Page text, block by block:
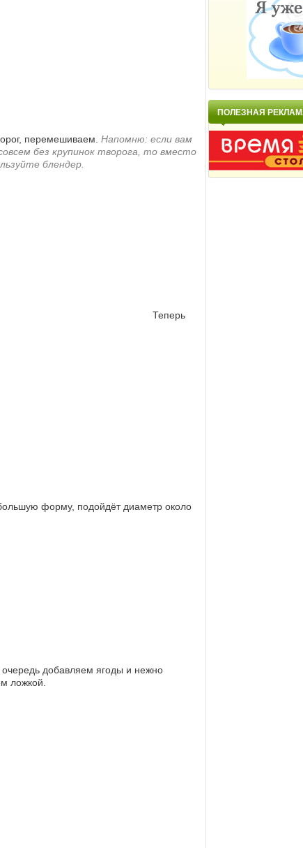
перемешиваем. Напомню: если вам
без крупинок творога, то вместо
блендер.
Теперь
форму, подойдёт диаметр около
добавляем ягоды и нежно
ложкой.
ПОЛЕЗНАЯ